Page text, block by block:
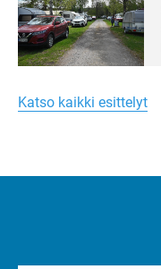
Lue
Leirintäoppaan
artikkeli:
Merellinen
Turun
liepeillä
Katso kaikki esittelyt